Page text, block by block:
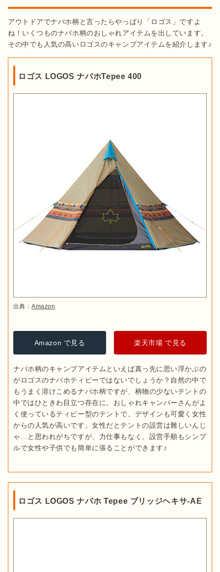
アウトドアでナバホ柄と言ったらやっぱり「ロゴス」ですよ
ね！いくつものナバホ柄のおしゃれアイテムを出しています。
その中でも人気の高いロゴスのキャンプアイテムを紹介します♪
ロゴス LOGOS ナバホTepee 400
出典：Amazon
Amazon で見る 楽天市場 で見る
ナバホ柄のキャンプアイテムといえば真っ先に思い浮かぶの
がロゴスのナバホティピーではないでしょうか？自然の中で
もうまく溶けこめるナバホ柄ですが、柄物の少ないテントの
中ではひときわ目立つ存在に。おしゃれキャンパーさんがよ
く使っているティピー型のテントで、デザインも可愛く女性
からの人気が高いです。女性だとテントの設営は難しいんじ
ゃ…と思われがちですが、力仕事もなく、設営手順もシンプ
ルで女性や子供でも簡単に張ることができます♪
ロゴス LOGOS ナバホ Tepee ブリッジヘキサ-AE